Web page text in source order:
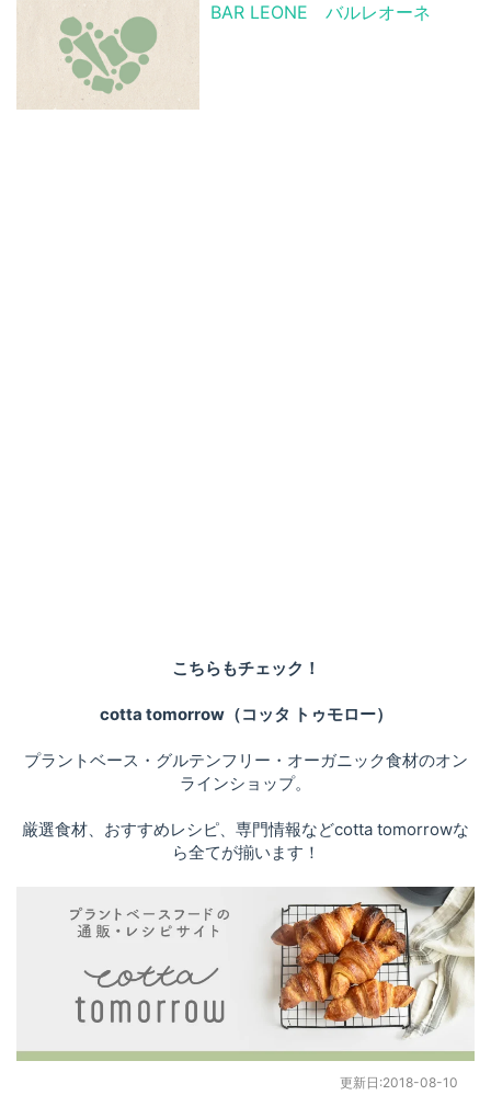
BAR LEONE バルレオーネ
こちらもチェック！
cotta tomorrow（コッタ トゥモロー）
プラントベース・グルテンフリー・オーガニック食材のオン
ラインショップ。
厳選食材、おすすめレシピ、専門情報などcotta tomorrowな
ら全てが揃います！
更新日:2018-08-10